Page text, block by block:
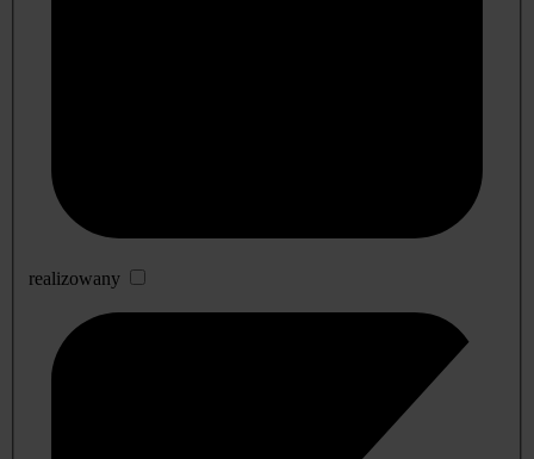
realizowany